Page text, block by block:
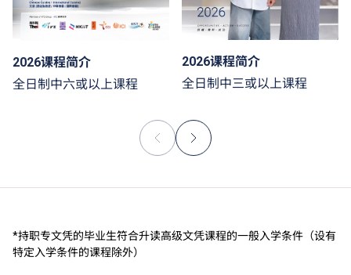
2026课程简介
全日制中六或以上课程
2026课程简介
全日制中三或以上课程
*持职专文凭的毕业生符合升读高级文凭课程的一般入学条件（设有
特定入学条件的课程除外）